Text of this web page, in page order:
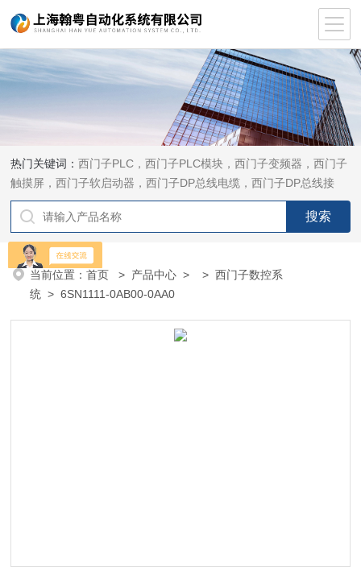
热门关键词：西门子PLC，西门子PLC模块，西门子变频器，西门子
触摸屏，西门子软启动器，西门子DP总线电缆，西门子DP总线接
头，西门子CP通讯网卡，西门子数控系统及停产备件
当前位置：首页 > 产品中心 > >西门子数控系
统 > 6SN1111-0AB00-0AA0